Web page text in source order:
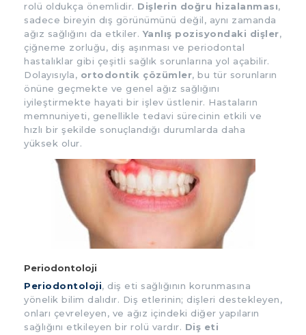
rolü oldukça önemlidir. Dişlerin doğru hizalanması,
sadece bireyin dış görünümünü değil, aynı zamanda
ağız sağlığını da etkiler.Yanlış pozisyondaki dişler,
çiğneme zorluğu, diş aşınması ve periodontal
hastalıklar gibi çeşitli sağlık sorunlarına yol açabilir.
Dolayısıyla, ortodontik çözümler, bu tür sorunların
önüne geçmekte ve genel ağız sağlığını
iyileştirmekte hayati bir işlev üstlenir. Hastaların
memnuniyeti, genellikle tedavi sürecinin etkili ve
hızlı bir şekilde sonuçlandığı durumlarda daha
yüksek olur.
Periodontoloji
Periodontoloji, diş eti sağlığının korunmasına
yönelik bilim dalıdır. Diş etlerinin; dişleri destekleyen,
onları çevreleyen, ve ağız içindeki diğer yapıların
sağlığını etkileyen bir rolü vardır. Diş eti